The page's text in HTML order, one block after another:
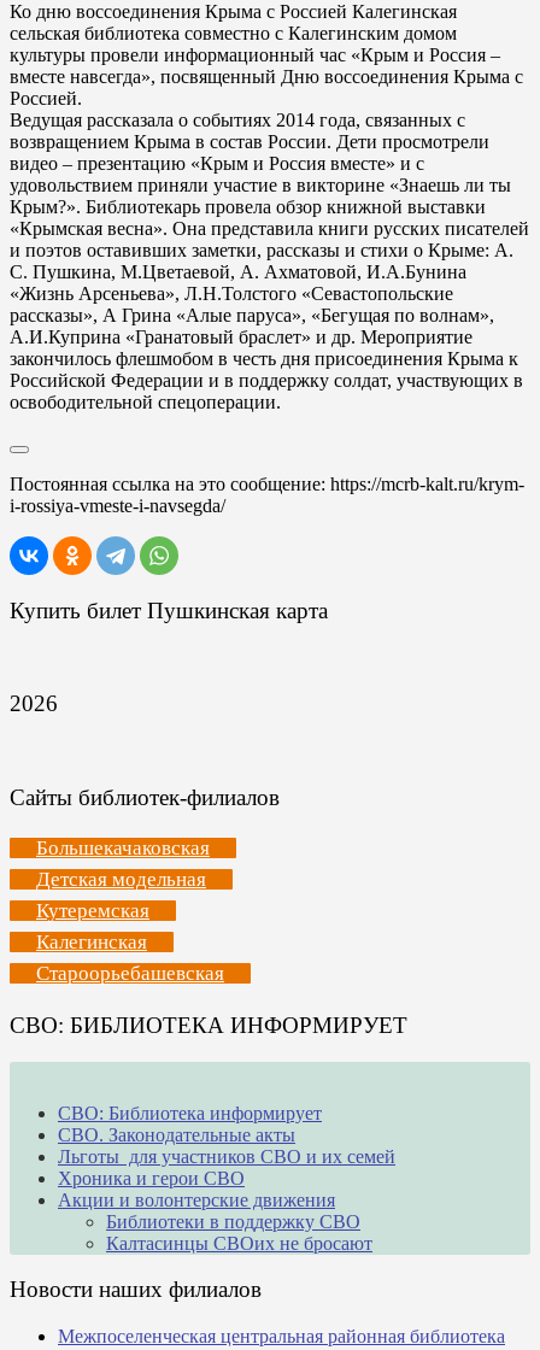
Ко дню воссоединения Крыма с Россией Калегинская
сельская библиотека совместно с Калегинским домом
культуры провели информационный час «Крым и Россия –
вместе навсегда», посвященный Дню воссоединения Крыма с
Россией.
Ведущая рассказала о событиях 2014 года, связанных с
возвращением Крыма в состав России. Дети просмотрели
видео – презентацию «Крым и Россия вместе» и с
удовольствием приняли участие в викторине «Знаешь ли ты
Крым?». Библиотекарь провела обзор книжной выставки
«Крымская весна». Она представила книги русских писателей
и поэтов оставивших заметки, рассказы и стихи о Крыме: А.
С. Пушкина, М.Цветаевой, А. Ахматовой, И.А.Бунина
«Жизнь Арсеньева», Л.Н.Толстого «Севастопольские
рассказы», А Грина «Алые паруса», «Бегущая по волнам»,
А.И.Куприна «Гранатовый браслет» и др. Мероприятие
закончилось флешмобом в честь дня присоединения Крыма к
Российской Федерации и в поддержку солдат, участвующих в
освободительной спецоперации.
Постоянная ссылка на это сообщение: https://mcrb-kalt.ru/krym-
i-rossiya-vmeste-i-navsegda/
Купить билет Пушкинская карта
2026
Сайты библиотек-филиалов
Большекачаковская
Детская модельная
Кутеремская
Калегинская
Староорьебашевская
СВО: БИБЛИОТЕКА ИНФОРМИРУЕТ
СВО: Библиотека информирует
СВО. Законодательные акты
Льготы для участников СВО и их семей
Хроника и герои СВО
Акции и волонтерские движения
Библиотеки в поддержку СВО
Калтасинцы СВОих не бросают
Новости наших филиалов
Межпоселенческая центральная районная библиотека